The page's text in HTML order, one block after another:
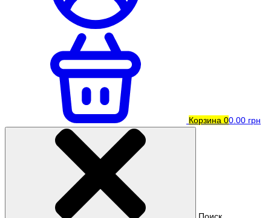
Корзина 00.00 грн